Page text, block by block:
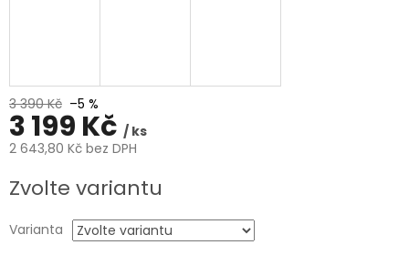
3 390 Kč –5 %
3 199 Kč / ks
2 643,80 Kč bez DPH
cena:
Zvolte variantu
Varianta